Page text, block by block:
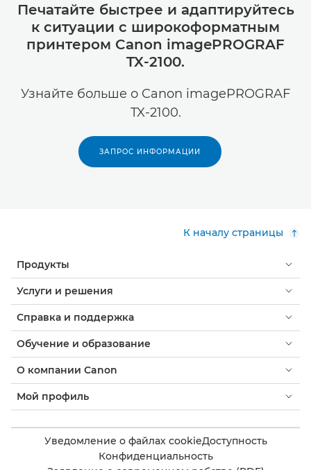
Печатайте быстрее и адаптируйтесь
к ситуации с широкоформатным
принтером Canon imagePROGRAF
TX-2100.
Узнайте больше о Canon imagePROGRAF
TX-2100.
ЗАПРОС ИНФОРМАЦИИ
К началу страницы
Продукты
Услуги и решения
Справка и поддержка
Обучение и образование
О компании Canon
Мой профиль
Уведомление о файлах cookieДоступность
Конфиденциальность